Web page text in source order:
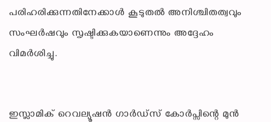
പരിഹരിക്കുന്നതിനേക്കാൾ കൂടുതൽ അനിശ്ചിതത്വവും
സംഘർഷവും സൃഷ്ടിക്കുകയാണെന്നും അദ്ദേഹം
വിമർശിച്ചു.
ഇസ്ലാമിക് റെവല്യൂഷൻ ഗാർഡ്സ് കോർപ്സിന്റെ മുൻ